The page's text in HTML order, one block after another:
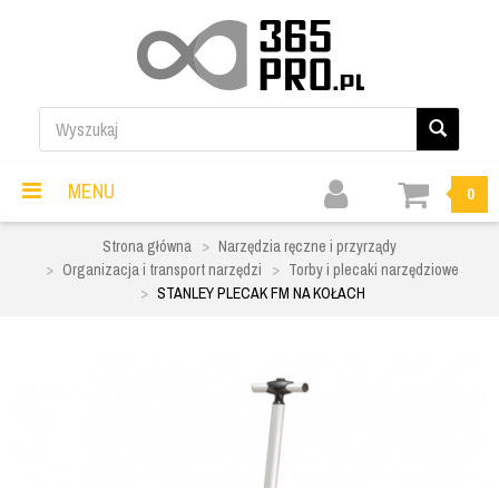
MENU 0
Strona główna
Narzędzia ręczne i przyrządy
Organizacja i transport narzędzi
Torby i plecaki narzędziowe
STANLEY PLECAK FM NA KOŁACH